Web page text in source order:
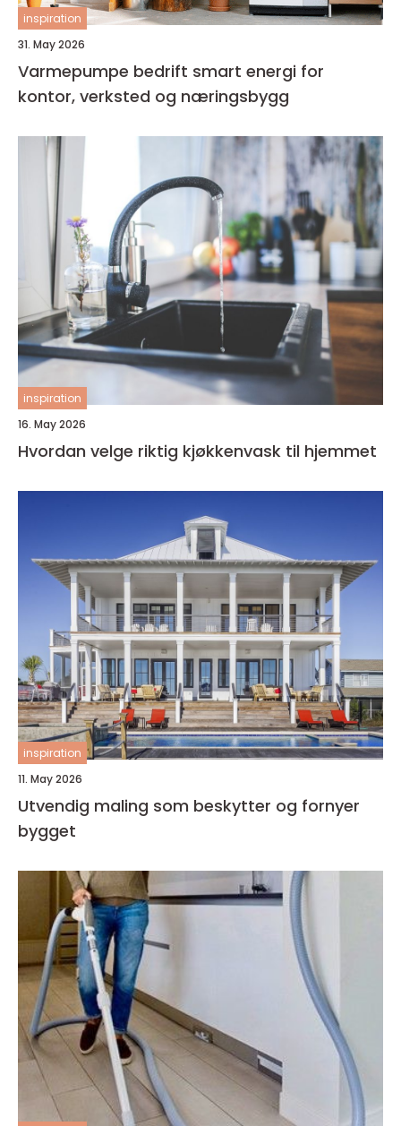
inspiration
31. May 2026
Varmepumpe bedrift smart energi for
kontor, verksted og næringsbygg
inspiration
16. May 2026
Hvordan velge riktig kjøkkenvask til hjemmet
inspiration
11. May 2026
Utvendig maling som beskytter og fornyer
bygget